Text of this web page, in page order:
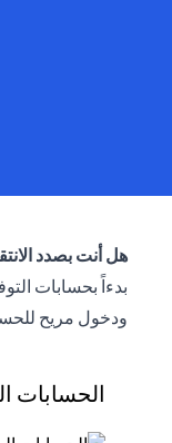
هل أنت بصدد
بدءاً بحسابات
ودخول مريح
الحسابات